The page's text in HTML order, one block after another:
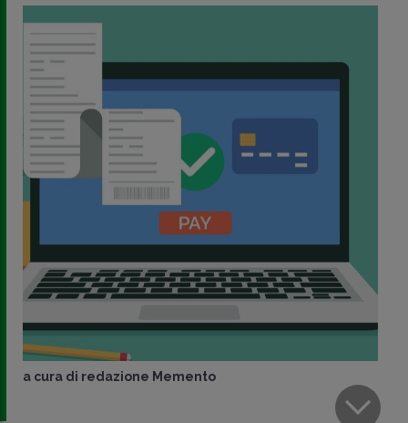
a cura di redazione Memento